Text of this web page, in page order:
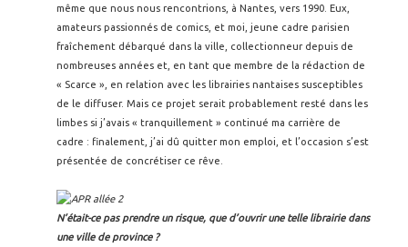
même que nous nous rencontrions, à Nantes, vers 1990. Eux,
amateurs passionnés de comics, et moi, jeune cadre parisien
fraîchement débarqué dans la ville, collectionneur depuis de
nombreuses années et, en tant que membre de la rédaction de
« Scarce », en relation avec les librairies nantaises susceptibles
de le diffuser. Mais ce projet serait probablement resté dans les
limbes si j’avais « tranquillement » continué ma carrière de
cadre : finalement, j’ai dû quitter mon emploi, et l’occasion s’est
présentée de concrétiser ce rêve.
N’était-ce pas prendre un risque, que d’ouvrir une telle librairie dans
une ville de province ?